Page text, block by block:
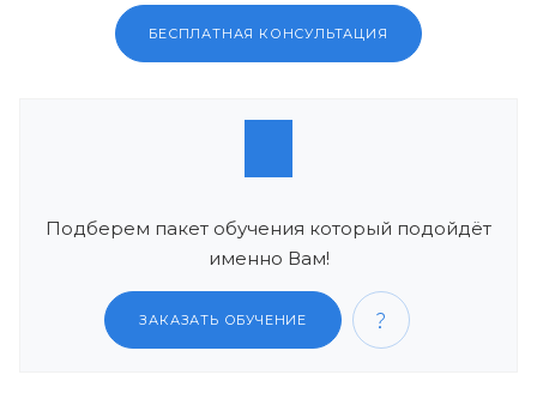
БЕСПЛАТНАЯ КОНСУЛЬТАЦИЯ
Подберем пакет обучения который подойдёт
именно Вам!
ЗАКАЗАТЬ ОБУЧЕНИЕ